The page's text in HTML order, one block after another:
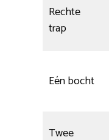
Rechte
trap
Eén bocht
Twee